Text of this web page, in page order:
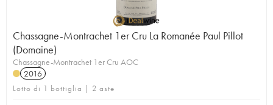
Chassagne-Montrachet 1er Cru La Romanée Paul Pillot
(Domaine)
Chassagne-Montrachet 1er Cru AOC
2016
Lotto di 1 bottiglia | 2 aste